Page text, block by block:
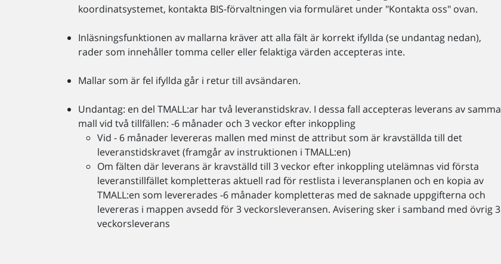
koordinatsystemet, kontakta BIS-förvaltningen via formuläret under "Kontakta oss" ovan.
Inläsningsfunktionen av mallarna kräver att alla fält är korrekt ifyllda (se undantag nedan),
rader som innehåller tomma celler eller felaktiga värden accepteras inte.
Mallar som är fel ifyllda går i retur till avsändaren.
Undantag: en del TMALL:ar har två leveranstidskrav. I dessa fall accepteras leverans av samma
mall vid två tillfällen: -6 månader och 3 veckor efter inkoppling
Vid - 6 månader levereras mallen med minst de attribut som är kravställda till det
leveranstidskravet (framgår av instruktionen i TMALL:en)
Om fälten där leverans är kravställd till 3 veckor efter inkoppling utelämnas vid första
leveranstillfället kompletteras aktuell rad för restlista i leveransplanen och en kopia av
TMALL:en som levererades -6 månader kompletteras med de saknade uppgifterna och
levereras i mappen avsedd för 3 veckorsleveransen. Avisering sker i samband med övrig 3
veckorsleverans